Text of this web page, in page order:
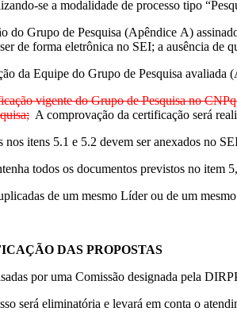
se a modalidade de processo tipo
do Grupo de Pesquisa (Apêndice A)
de forma eletrônica no SEI; a ausência de
da Equipe do Grupo de Pesquisa avaliada
vigente do Grupo de Pesquisa no
A comprovação da certificação será
nos itens 5.1 e 5.2 devem ser anexados no
todos os documentos previstos no item
de um mesmo Líder ou de um
DAS PROPOSTAS
por uma Comissão designada pela
será eliminatória e levará em conta o